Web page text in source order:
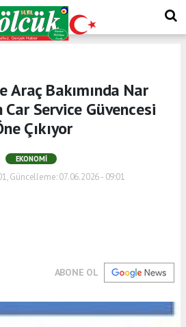
Araç Bakımında Nar
Car Service Güvencesi
Çıkıyor
EKONOMI
Güncelleme: 07.06.2026 - 09:01
ABONE OL